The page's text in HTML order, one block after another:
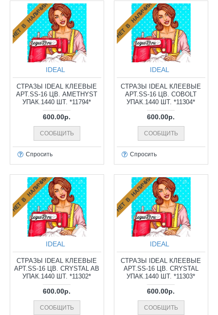
НЕТ В НАЛИЧИИ
IDEAL
СТРАЗЫ IDEAL КЛЕЕВЫЕ
АРТ.SS-16 ЦВ. AMETHYST
УПАК.1440 ШТ. *11794*
600.00р.
СООБЩИТЬ
Спросить
НЕТ В НАЛИЧИИ
IDEAL
СТРАЗЫ IDEAL КЛЕЕВЫЕ
АРТ.SS-16 ЦВ. COBOLT
УПАК.1440 ШТ. *11304*
600.00р.
СООБЩИТЬ
Спросить
НЕТ В НАЛИЧИИ
IDEAL
СТРАЗЫ IDEAL КЛЕЕВЫЕ
АРТ.SS-16 ЦВ. CRYSTAL AB
УПАК.1440 ШТ. *11302*
600.00р.
СООБЩИТЬ
НЕТ В НАЛИЧИИ
IDEAL
СТРАЗЫ IDEAL КЛЕЕВЫЕ
АРТ.SS-16 ЦВ. CRYSTAL
УПАК.1440 ШТ. *11303*
600.00р.
СООБЩИТЬ